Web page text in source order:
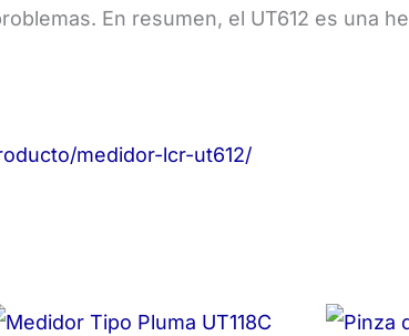
En resumen, el UT612 es una
medidor-lcr-ut612/